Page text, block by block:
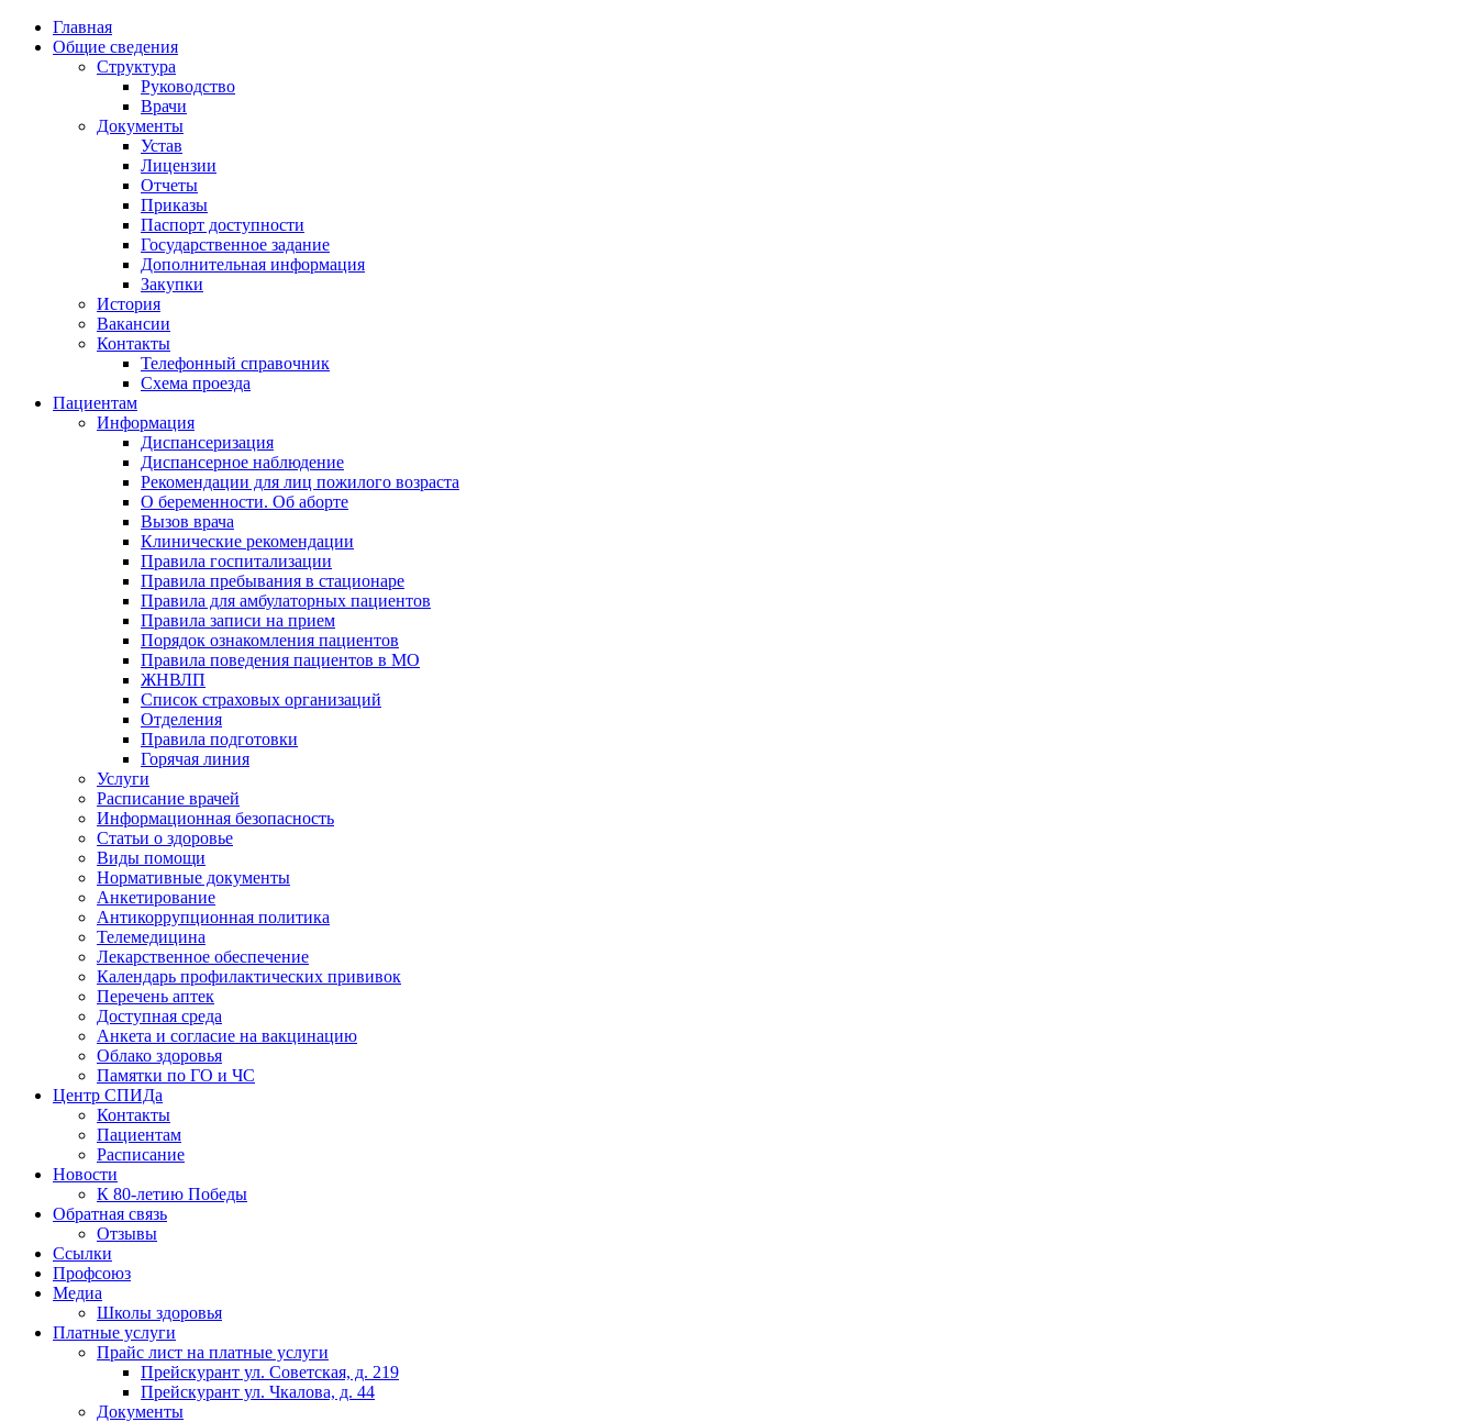
Главная
Общие сведения
Структура
Руководство
Врачи
Документы
Устав
Лицензии
Отчеты
Приказы
Паспорт доступности
Государственное задание
Дополнительная информация
Закупки
История
Вакансии
Контакты
Телефонный справочник
Схема проезда
Пациентам
Информация
Диспансеризация
Диспансерное наблюдение
Рекомендации для лиц пожилого возраста
О беременности. Об аборте
Вызов врача
Клинические рекомендации
Правила госпитализации
Правила пребывания в стационаре
Правила для амбулаторных пациентов
Правила записи на прием
Порядок ознакомления пациентов
Правила поведения пациентов в МО
ЖНВЛП
Список страховых организаций
Отделения
Правила подготовки
Горячая линия
Услуги
Расписание врачей
Информационная безопасность
Статьи о здоровье
Виды помощи
Нормативные документы
Анкетирование
Антикоррупционная политика
Телемедицина
Лекарственное обеспечение
Календарь профилактических прививок
Перечень аптек
Доступная среда
Анкета и согласие на вакцинацию
Облако здоровья
Памятки по ГО и ЧС
Центр СПИДа
Контакты
Пациентам
Расписание
Новости
К 80-летию Победы
Обратная связь
Отзывы
Ссылки
Профсоюз
Медиа
Школы здоровья
Платные услуги
Прайс лист на платные услуги
Прейскурант ул. Советская, д. 219
Прейскурант ул. Чкалова, д. 44
Документы